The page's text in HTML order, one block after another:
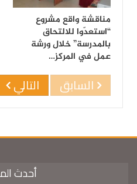
مناقشة واقع مشروع
“استعدّوا للالتحاق
بالمدرسة” خلال ورشة
عمل في المركز…
السابق التالي
أحدث